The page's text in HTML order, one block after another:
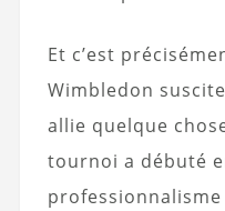
Et c’est
Wimbledon
allie quelque
tournoi a débuté
professionnalisme